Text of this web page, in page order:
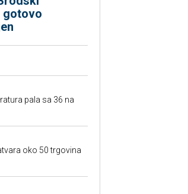
gotovo
pala sa 36 na
oko 50 trgovina